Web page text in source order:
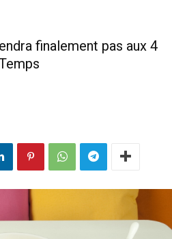
finalement pas aux 4